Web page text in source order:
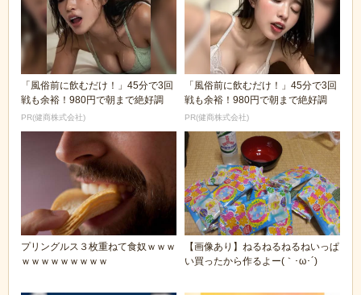
「風俗前に飲むだけ！」45分で3回
戦も余裕！980円で朝まで絶好調
PR(健商株式会社)
「風俗前に飲むだけ！」45分で3回
戦も余裕！980円で朝まで絶好調
PR(健商株式会社)
プリングルス３枚重ねて食奴ｗｗｗ
ｗｗｗｗｗｗｗｗｗ
【画像あり】ねるねるねるねいっぱ
い買ったから作るよー(｀･ω･´)